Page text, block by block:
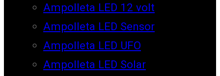
Ampolleta LED 12 volt
Ampolleta LED Sensor
Ampolleta LED UFO
Ampolleta LED Solar